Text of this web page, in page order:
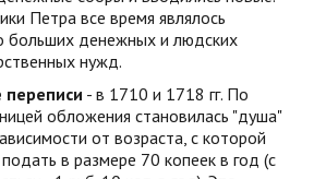
Петра все время являлось
больших денежных и людских
нужд.
переписи - в 1710 и 1718 гг. По
обложения становилась "душа"
от возраста, с которой
в размере 70 копеек в год (с